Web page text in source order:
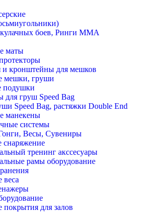
боев, Ринги ММА
маты
и кронштейны для мешков
мешки, груши
подушки
для груш Speed Bag
Speed Bag, растяжки Double End
манекены
системы
Весы, Сувениры
снаряжение
тренинг акссесуары
рамы оборудование
веса
для залов